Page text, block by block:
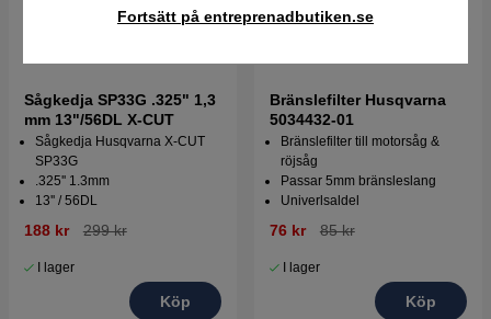
Fortsätt på entreprenadbutiken.se
Sågkedja SP33G .325" 1,3
mm 13"/56DL X-CUT
Sågkedja Husqvarna X-CUT
SP33G
.325'' 1.3mm
13'' / 56DL
188 kr 299 kr
I lager
Köp
Bränslefilter Husqvarna
5034432-01
Bränslefilter till motorsåg &
röjsåg
Passar 5mm bränsleslang
Univerlsaldel
76 kr 85 kr
I lager
Köp